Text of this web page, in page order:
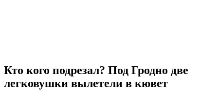
Кто кого подрезал? Под Гродно две
легковушки вылетели в кювет